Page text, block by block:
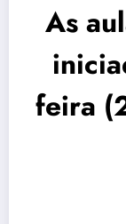
As
feira